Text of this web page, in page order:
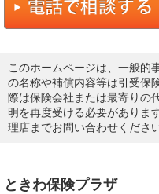
このホームページは、一般的
の名称や補償内容等は引受保
際は保険会社または最寄りの
明を再度受ける必要がありま
理店までお問い合わせください
ときわ保険プラザ